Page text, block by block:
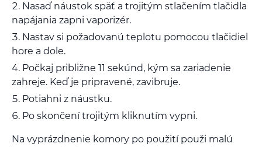
Nasaď náustok späť a trojitým stlačením tlačidla
napájania zapni vaporizér.
Nastav si požadovanú teplotu pomocou tlačidiel
hore a dole.
Počkaj približne 11 sekúnd, kým sa zariadenie
zahreje. Keď je pripravené, zavibruje.
Potiahni z náustku.
Po skončení trojitým kliknutím vypni.
Na vyprázdnenie komory po použití použi malú